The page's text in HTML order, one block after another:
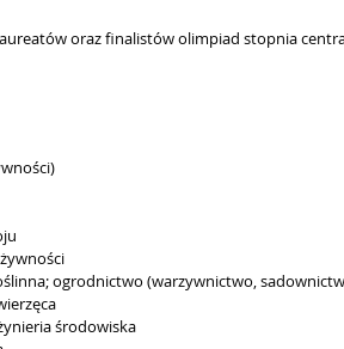
oraz finalistów olimpiad stopnia
ogrodnictwo (warzywnictwo,
środowiska